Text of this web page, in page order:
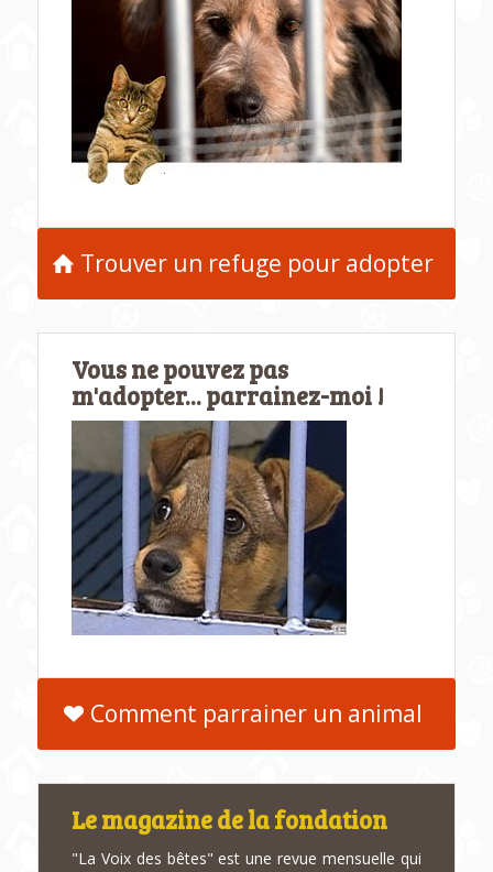
Trouver un refuge pour adopter
Vous ne pouvez pas
m'adopter... parrainez-moi !
Comment parrainer un animal
Le magazine de la fondation
"La Voix des bêtes" est une revue mensuelle qui